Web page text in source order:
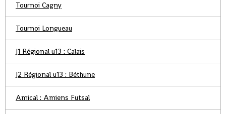
Tournoi Cagny
Tournoi Longueau
J1 Régional u13 : Calais
J2 Régional u13 : Béthune
Amical : Amiens Futsal